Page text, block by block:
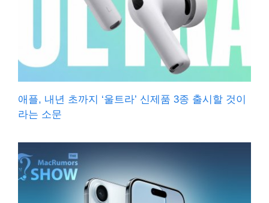
애플, 내년 초까지 ‘울트라’ 신제품 3종 출시할 것이
라는 소문